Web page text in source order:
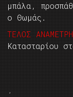
μπάλα,
ο Θωμάς.
ΤΕΛΟΣ
Κατασταρίου